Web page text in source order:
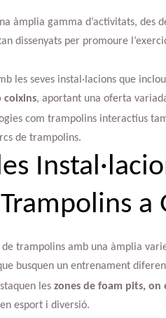
àmplia gamma d’activitats, des
dissenyats per promoure
les seves instal·lacions que
coixins, aportant una oferta
com trampolins interactius
de trampolins.
a
trampolins amb una àmplia
busquen un entrenament
les zones de foam pits, on
esport i diversió.